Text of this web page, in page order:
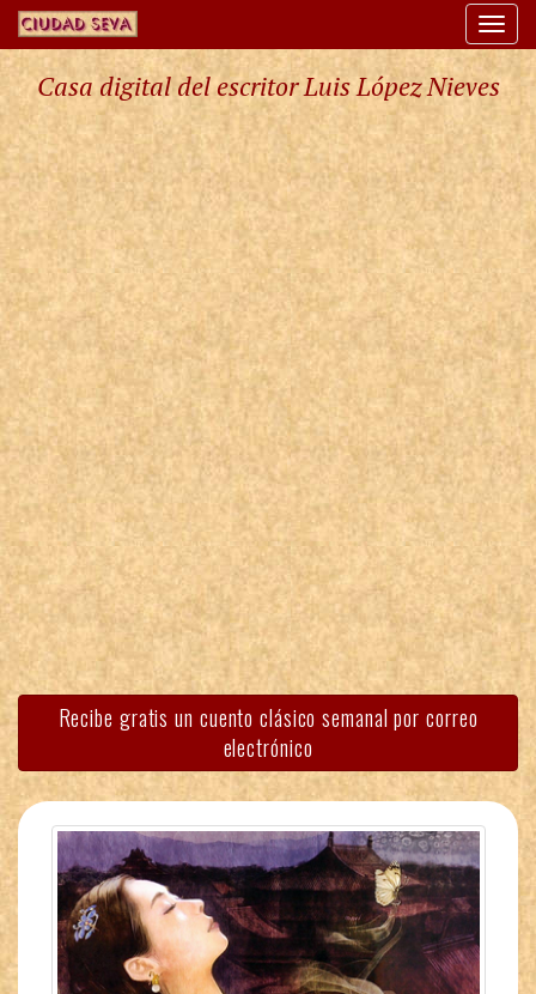
Casa digital del escritor Luis López Nieves
Recibe gratis un cuento clásico semanal por correo
electrónico